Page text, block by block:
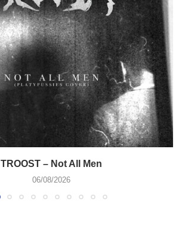
TROOST – Not All Men
06/08/2026